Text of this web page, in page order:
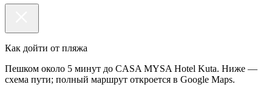
Как дойти от пляжа
Пешком около 5 минут до CASA MYSA Hotel Kuta. Ниже —
схема пути; полный маршрут откроется в Google Maps.